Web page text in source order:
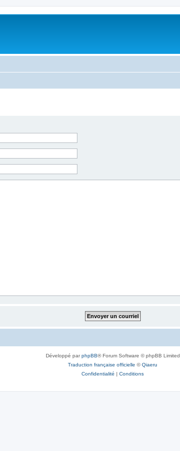
Développé parphpBB® Forum Software © phpBB Limited
Traduction française officielle ©Qiaeru
Confidentialité | Conditions